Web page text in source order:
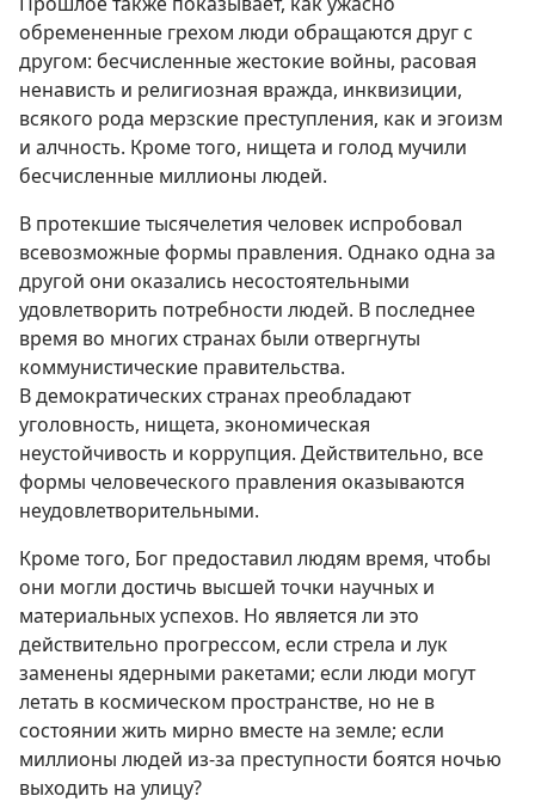
обремененные грехом люди обращаются друг с
другом: бесчисленные жестокие войны, расовая
ненависть и религиозная вражда, инквизиции,
всякого рода мерзские преступления, как и эгоизм
и алчность. Кроме того, нищета и голод мучили
бесчисленные миллионы людей.
В протекшие тысячелетия человек испробовал
всевозможные формы правления. Однако одна за
другой они оказались несостоятельными
удовлетворить потребности людей. В последнее
время во многих странах были отвергнуты
коммунистические правительства.
В демократических странах преобладают
уголовность, нищета, экономическая
неустойчивость и коррупция. Действительно, все
формы человеческого правления оказываются
неудовлетворительными.
Кроме того, Бог предоставил людям время, чтобы
они могли достичь высшей точки научных и
материальных успехов. Но является ли это
действительно прогрессом, если стрела и лук
заменены ядерными ракетами; если люди могут
летать в космическом пространстве, но не в
состоянии жить мирно вместе на земле; если
миллионы людей из-за преступности боятся ночью
выходить на улицу?